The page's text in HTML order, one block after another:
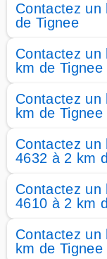
Contactez un
de Tignee
Contactez un
km de Tignee
Contactez un
km de Tignee
Contactez un
4632 à 2 km
Contactez un
4610 à 2 km
Contactez un
km de Tignee